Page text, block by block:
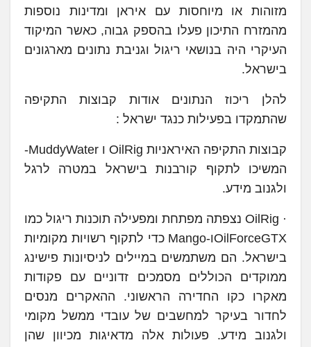
מזוהות או מיוחסות עם איראן ומדינות נוספות
מהמזרח התיכון פעלו בהספק גבוה, כאשר המיקוד
העיקרי היה בנושאי ריגול וגניבת נתונים מארגונים
בישראל.
להלן ריכוז הנתונים אודות קבוצות התקיפה
שהתמקדו בפעילות כנגד ישראל :
קבוצות התקיפה האיראניות OilRig ו MuddyWater-
המשיכו לתקוף קורבנות בישראל במטרה לרגל
ולגנוב מידע.
· OilRig נצפתה מפתחת ומפעילה תוכנות ריגול כמו
OilForceGTXו-Mango כדי לתקוף רשויות מקומיות
בישראל. הם משתמשים במיילים לניסיונות פישינג
ממוקדים הכוללים מסמכים זדוניים עם פקודות
מאקרו כקו החדירה הראשוני. ההאקרים מנסים
לחדור בעיקר למחשבים של עובדי ממשל מקומי
ולגנוב מידע. פעולות אלה מדאיגות מכיוון שהן